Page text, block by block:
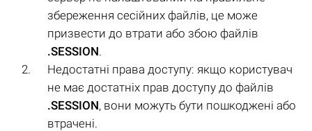
збереження сесійних файлів, це може
призвести до втрати або збою файлів
.SESSION.
Недостатні права доступу: якщо користувач
не має достатніх прав доступу до файлів
.SESSION, вони можуть бути пошкоджені або
втрачені.